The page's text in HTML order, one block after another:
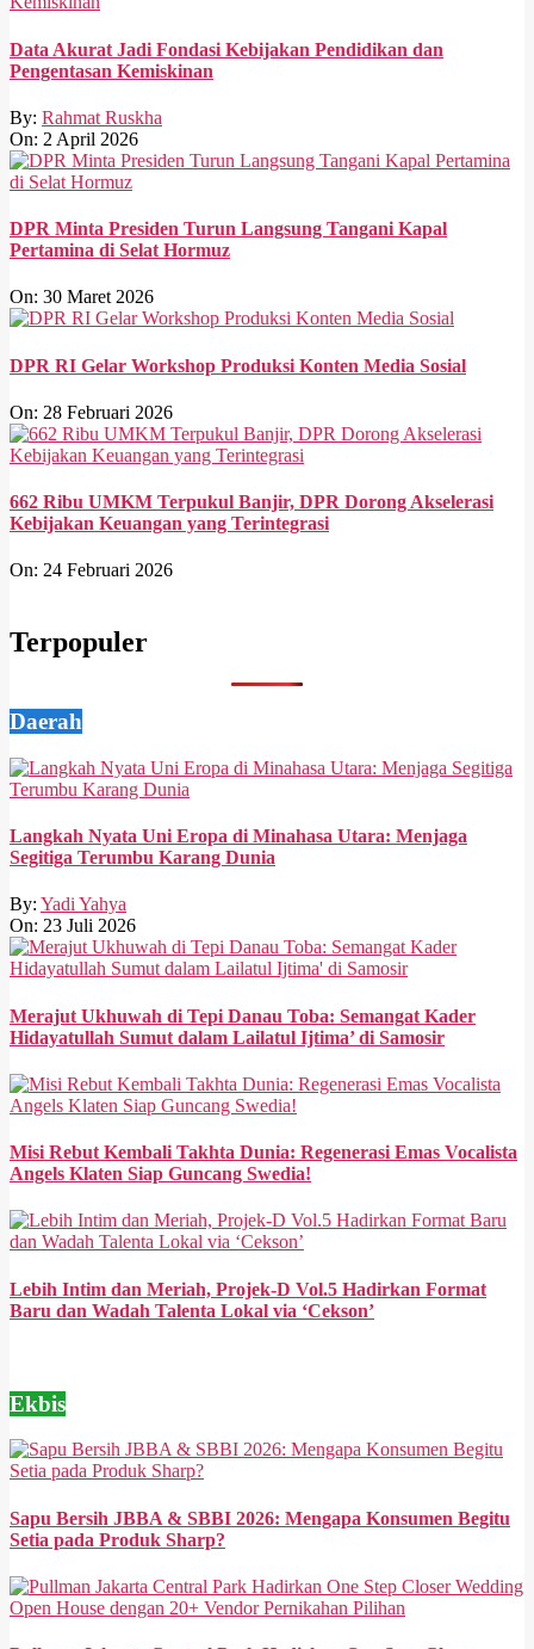
Data Akurat Jadi Fondasi Kebijakan Pendidikan dan
Pengentasan Kemiskinan
By: Rahmat Ruskha
On: 2 April 2026
DPR Minta Presiden Turun Langsung Tangani Kapal
Pertamina di Selat Hormuz
On: 30 Maret 2026
DPR RI Gelar Workshop Produksi Konten Media Sosial
On: 28 Februari 2026
662 Ribu UMKM Terpukul Banjir, DPR Dorong Akselerasi
Kebijakan Keuangan yang Terintegrasi
On: 24 Februari 2026
Terpopuler
Daerah
Langkah Nyata Uni Eropa di Minahasa Utara: Menjaga
Segitiga Terumbu Karang Dunia
By: Yadi Yahya
On: 23 Juli 2026
Merajut Ukhuwah di Tepi Danau Toba: Semangat Kader
Hidayatullah Sumut dalam Lailatul Ijtima’ di Samosir
Misi Rebut Kembali Takhta Dunia: Regenerasi Emas Vocalista
Angels Klaten Siap Guncang Swedia!
Lebih Intim dan Meriah, Projek-D Vol.5 Hadirkan Format
Baru dan Wadah Talenta Lokal via ‘Cekson’
Ekbis
Sapu Bersih JBBA & SBBI 2026: Mengapa Konsumen Begitu
Setia pada Produk Sharp?